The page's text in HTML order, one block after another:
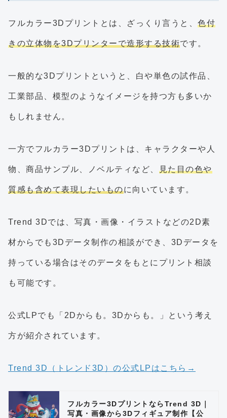
フルカラー3Dプリントとは、ざっくり言うと、 色付
きの立体物を3Dプリンターで造形する技術です。
一般的な3Dプリントというと、白や単色の試作品、
工業部品、模型のようなイメージを持つ方も多いか
もしれません。
一方でフルカラー3Dプリントは、キャラクターや人
物、商品サンプル、ノベルティなど、 見た目の色や
質感も含めて表現したいものに向いています。
Trend 3Dでは、写真・画像・イラストなどの2D素
材からでも3Dデータ制作の相談ができ、3Dデータを
持っている場合はそのデータをもとにプリント相談
も可能です。
公式LPでも「2Dからも。3Dからも。」という考え
方が紹介されています。
Trend 3D（トレンド3D）の公式LPはこちら→
フルカラー3DプリントならTrend 3D｜
写真・画像から3Dフィギュア制作【公